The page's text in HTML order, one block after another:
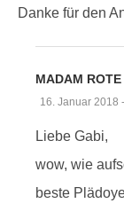
Danke für den
MADAM
16. Januar 2018
Liebe Gabi,
wow, wie
beste